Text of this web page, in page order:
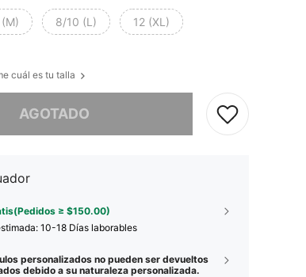
8/10 (L) 12 (XL)
cuál es tu talla
AGOTADO
está agotado.
≥ $150.00)
10-18 Días laborables
personalizados no pueden ser devueltos
debido a su naturaleza personalizada.